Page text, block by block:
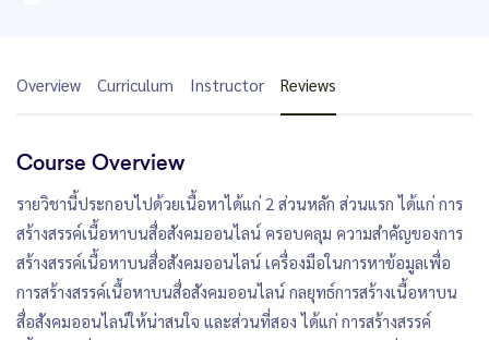
Overview Curriculum Instructor Reviews
Course Overview
รายวิชานี้ประกอบไปด้วยเนื้อหาได้แก่ 2 ส่วนหลัก ส่วนแรก ได้แก่ การ
สร้างสรรค์เนื้อหาบนสื่อสังคมออนไลน์ ครอบคลุม ความสำคัญของการ
สร้างสรรค์เนื้อหาบนสื่อสังคมออนไลน์ เครื่องมือในการหาข้อมูลเพื่อ
การสร้างสรรค์เนื้อหาบนสื่อสังคมออนไลน์ กลยุทธ์การสร้างเนื้อหาบน
สื่อสังคมออนไลน์ให้น่าสนใจ และส่วนที่สอง ได้แก่ การสร้างสรรค์